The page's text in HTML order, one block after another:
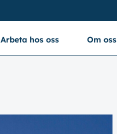
Arbeta hos oss Om oss